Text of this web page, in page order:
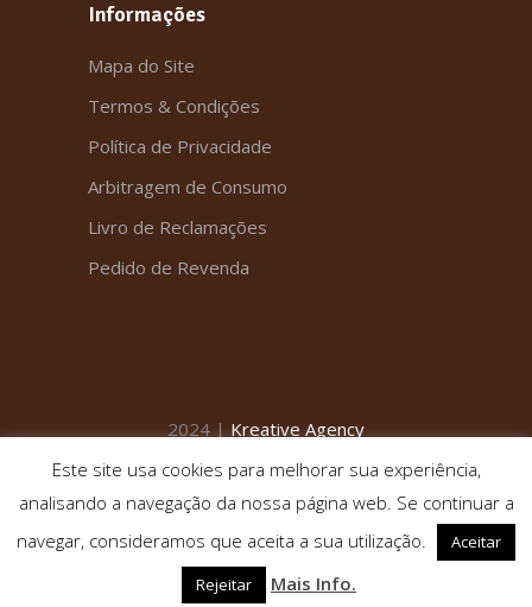
Informações
Mapa do Site
Termos & Condições
Política de Privacidade
Arbitragem de Consumo
Livro de Reclamações
Pedido de Revenda
2024 | Kreative Agency
Este site usa cookies para melhorar sua experiência,
analisando a navegação da nossa página web. Se continuar a
navegar, consideramos que aceita a sua utilização.
Aceitar
Rejeitar
Mais Info.